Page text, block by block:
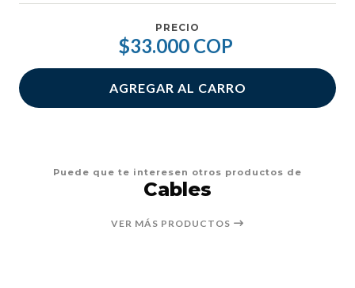
PRECIO
$33.000 COP
AGREGAR AL CARRO
Puede que te interesen otros productos de
Cables
VER MÁS PRODUCTOS